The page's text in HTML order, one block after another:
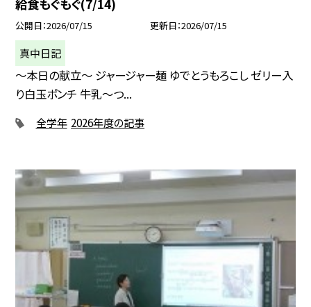
給食もぐもぐ(7/14)
公開日 2026/07/15 更新日 2026/07/15
真中日記
〜本日の献立〜 ジャージャー麺 ゆでとうもろこし ゼリー入
り白玉ポンチ 牛乳〜つ...
全学年 2026年度の記事